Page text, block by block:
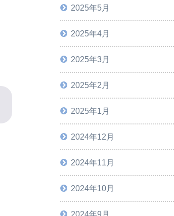
2025年5月
2025年4月
2025年3月
2025年2月
2025年1月
2024年12月
2024年11月
2024年10月
2024年9月